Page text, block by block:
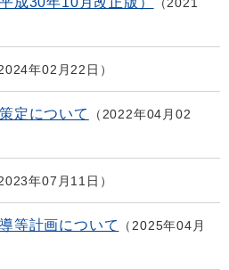
年02月22日
定について
2022年04月02
年07月11日
等計画について
2025年04月